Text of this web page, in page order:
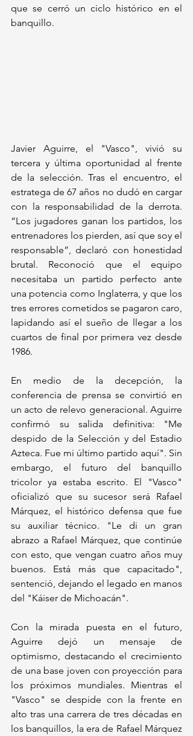
que se cerró un ciclo histórico en el
banquillo.
Javier Aguirre, el "Vasco", vivió su
tercera y última oportunidad al frente
de la selección. Tras el encuentro, el
estratega de 67 años no dudó en cargar
con la responsabilidad de la derrota.
“Los jugadores ganan los partidos, los
entrenadores los pierden, así que soy el
responsable”, declaró con honestidad
brutal. Reconoció que el equipo
necesitaba un partido perfecto ante
una potencia como Inglaterra, y que los
tres errores cometidos se pagaron caro,
lapidando así el sueño de llegar a los
cuartos de final por primera vez desde
1986.
En medio de la decepción, la
conferencia de prensa se convirtió en
un acto de relevo generacional. Aguirre
confirmó su salida definitiva: "Me
despido de la Selección y del Estadio
Azteca. Fue mi último partido aquí". Sin
embargo, el futuro del banquillo
tricolor ya estaba escrito. El "Vasco"
oficializó que su sucesor será Rafael
Márquez, el histórico defensa que fue
su auxiliar técnico. "Le di un gran
abrazo a Rafael Márquez, que continúe
con esto, que vengan cuatro años muy
buenos. Está más que capacitado",
sentenció, dejando el legado en manos
del "Káiser de Michoacán".
Con la mirada puesta en el futuro,
Aguirre dejó un mensaje de
optimismo, destacando el crecimiento
de una base joven con proyección para
los próximos mundiales. Mientras el
"Vasco" se despide con la frente en
alto tras una carrera de tres décadas en
los banquillos, la era de Rafael Márquez